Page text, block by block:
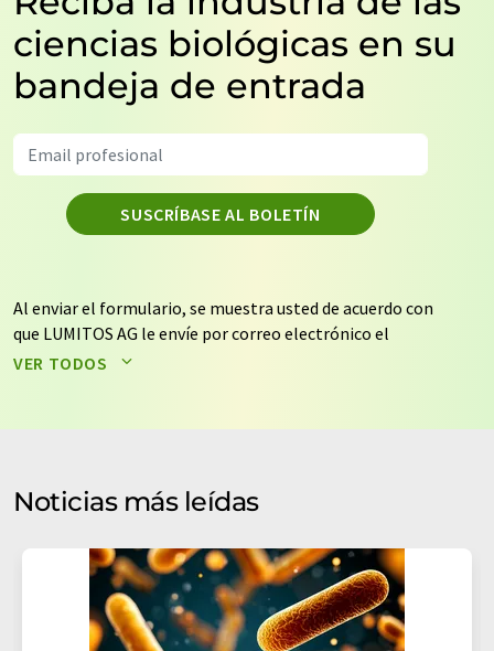
ciencias biológicas en su
bandeja de entrada
SUSCRÍBASE AL BOLETÍN
Al enviar el formulario, se muestra usted de acuerdo con
que LUMITOS AG le envíe por correo electrónico el
boletín o boletines seleccionados anteriormente. Sus
de nuestrapolítica de protección de datos. LUMITOS
electrónico a efectos publicitarios o de investigación de
mercado y opinión. Puede revocar en todo momento su
de indicar los motivos informando por correo postal a
LUMITOS AG, Ernst-Augustin-Str. 2, 12489 Berlín
(Alemania) o por correo electrónico a
revoke@lumitos.com . Además, en cada correo
VER TODOS
Noticias más leídas